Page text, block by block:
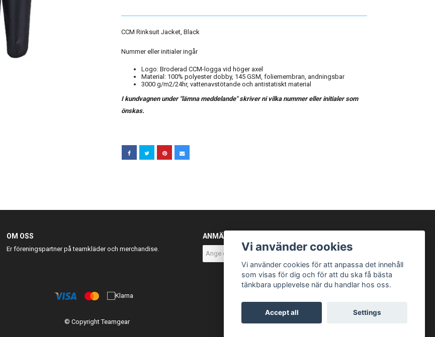
CCM Rinksuit Jacket, Black
Nummer eller initialer ingår
Logo: Broderad CCM-logga vid höger axel
Material: 100% polyester dobby, 145 GSM, foliemembran, andningsbar
3000 g/m2/24hr, vattenavstötande och antistatiskt material
I kundvagnen under "lämna meddelande" skriver ni vilka nummer eller initialer som
önskas.
OM OSS
Er föreningspartner på teamkläder och merchandise.
ANMÄL DIG TILL VÅRT NYHETSBREV
Prenumerera
© Copyright Teamgear
Vi använder cookies
Vi använder cookies för att anpassa det innehåll
som visas för dig och för att du ska få bästa
tänkbara upplevelse när du handlar hos oss.
Accept all Settings